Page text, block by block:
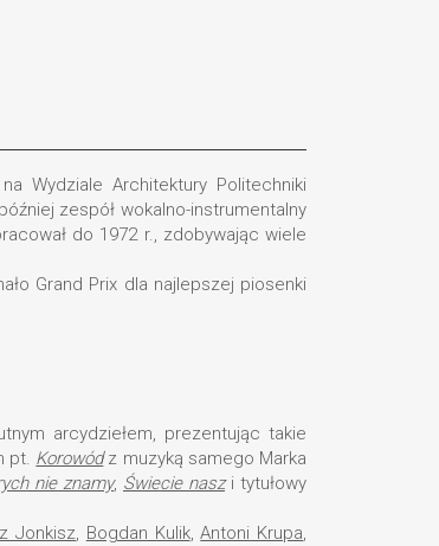
Wydziale Architektury Politechniki
zespół wokalno-instrumentalny
do 1972 r., zdobywając wiele
Grand Prix dla najlepszej piosenki
arcydziełem, prezentując takie
pt. Korowódz muzyką samego Marka
nie znamy, Świecie naszi tytułowy
Jonkisz, Bogdan Kulik,Antoni Krupa,